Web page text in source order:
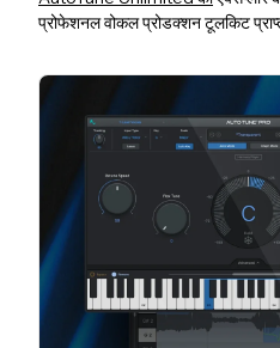
प्रोफेशनल वोकल प्रोडक्शन टूलकिट